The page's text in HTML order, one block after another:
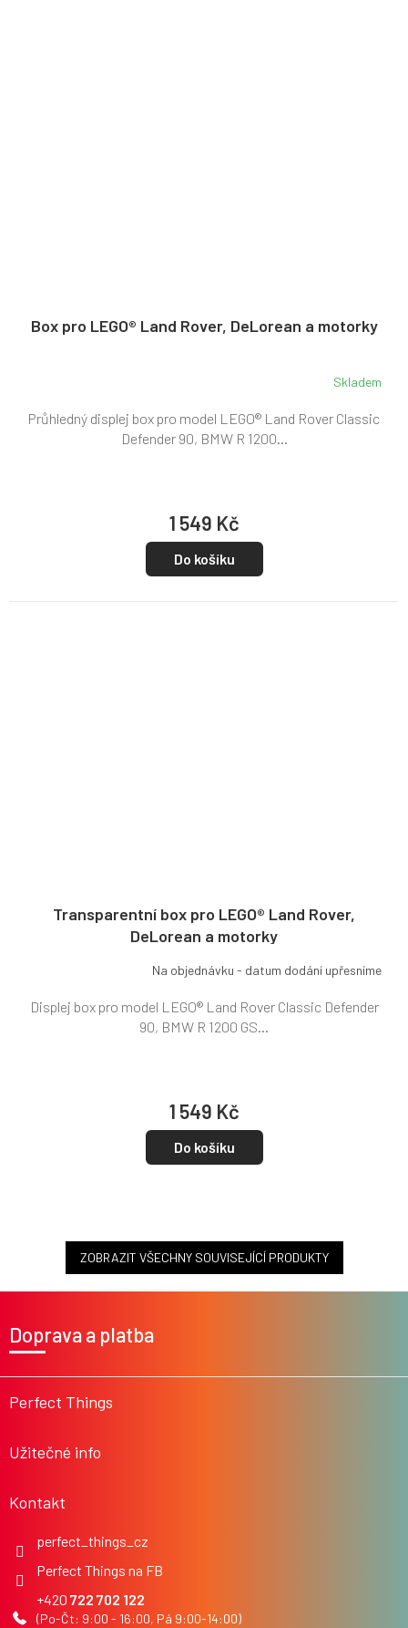
Box pro LEGO® Land Rover, DeLorean a motorky
Skladem
1 549 Kč
Do košíku
Průhledný displej box pro model LEGO® Land Rover Classic
Defender 90, BMW R 1200...
Transparentní box pro LEGO® Land Rover,
DeLorean a motorky
Na objednávku - datum dodání upřesníme
1 549 Kč
Do košíku
Displej box pro model LEGO® Land Rover Classic Defender
90, BMW R 1200 GS...
ZOBRAZIT VŠECHNY SOUVISEJÍCÍ PRODUKTY
t
Perfect Things
Užitečné info
Kontakt
722 702 122
Perfect Things na FB
perfect_things_cz
Doprava a platba